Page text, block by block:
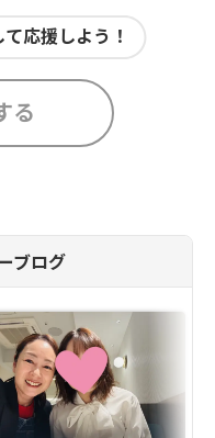
応援しよう！
る
ブログ